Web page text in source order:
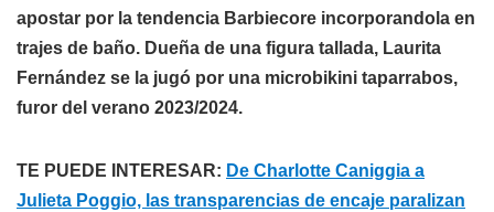
apostar por la tendencia Barbiecore incorporandola en
trajes de baño. Dueña de una figura tallada, Laurita
Fernández se la jugó por una microbikini taparrabos,
furor del verano 2023/2024.
TE PUEDE INTERESAR: De Charlotte Caniggia a
Julieta Poggio, las transparencias de encaje paralizan